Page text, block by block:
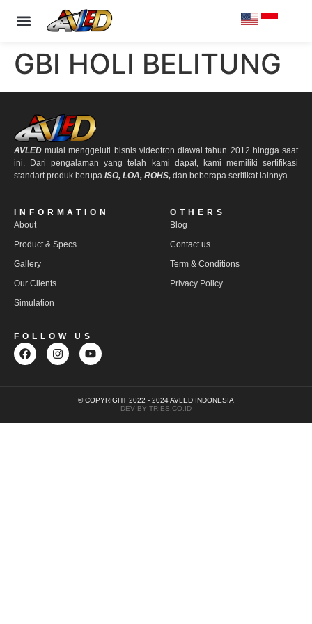
GBI HOLI BELITUNG
AVLED mulai menggeluti bisnis videotron diawal tahun 2012 hingga saat
ini. Dari pengalaman yang telah kami dapat, kami memiliki sertifikasi
standart produk berupa ISO, LOA, ROHS, dan beberapa serifikat lainnya.
INFORMATION
About
Product & Specs
Gallery
Our Clients
Simulation
OTHERS
Blog
Contact us
Term & Conditions
Privacy Policy
FOLLOW US
© COPYRIGHT 2022 - 2024 AVLED INDONESIA
DEV BY TRIES.CO.ID